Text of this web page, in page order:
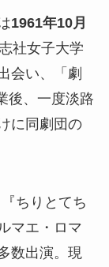
1961年10月
社女子大学
会い、「劇
後、一度淡路
に同劇団の
ちりとてち
マエ・ロマ
数出演。現